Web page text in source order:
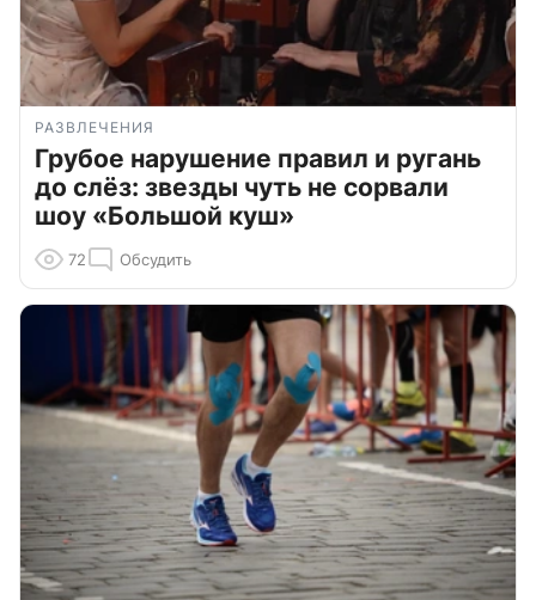
РАЗВЛЕЧЕНИЯ
Грубое нарушение правил и ругань
до слёз: звезды чуть не сорвали
шоу «Большой куш»
72 Обсудить